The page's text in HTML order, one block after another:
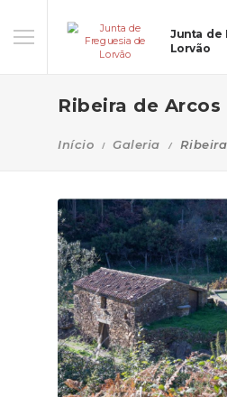
Junta de
Lorvão
Ribeira de Arcos
Início Galeria